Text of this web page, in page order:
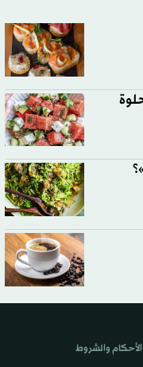
الأحكام والشروط